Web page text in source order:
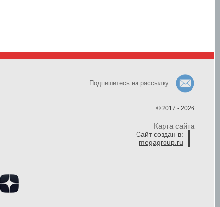
Подпишитесь на рассылку:
© 2017 - 2026
Карта сайта
Сайт создан в:
megagroup.ru